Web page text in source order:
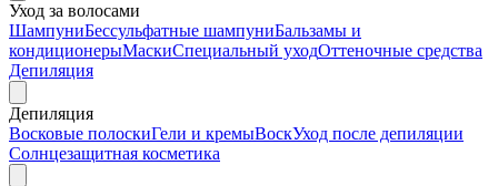
Уход за волосами
ШампуниБессульфатные шампуниБальзамы и
кондиционерыМаскиСпециальный уходОттеночные средства
Депиляция
Депиляция
Восковые полоскиГели и кремыВоскУход после депиляции
Солнцезащитная косметика